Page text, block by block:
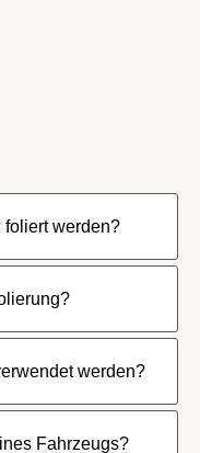
werden?
werden?
Fahrzeugs?